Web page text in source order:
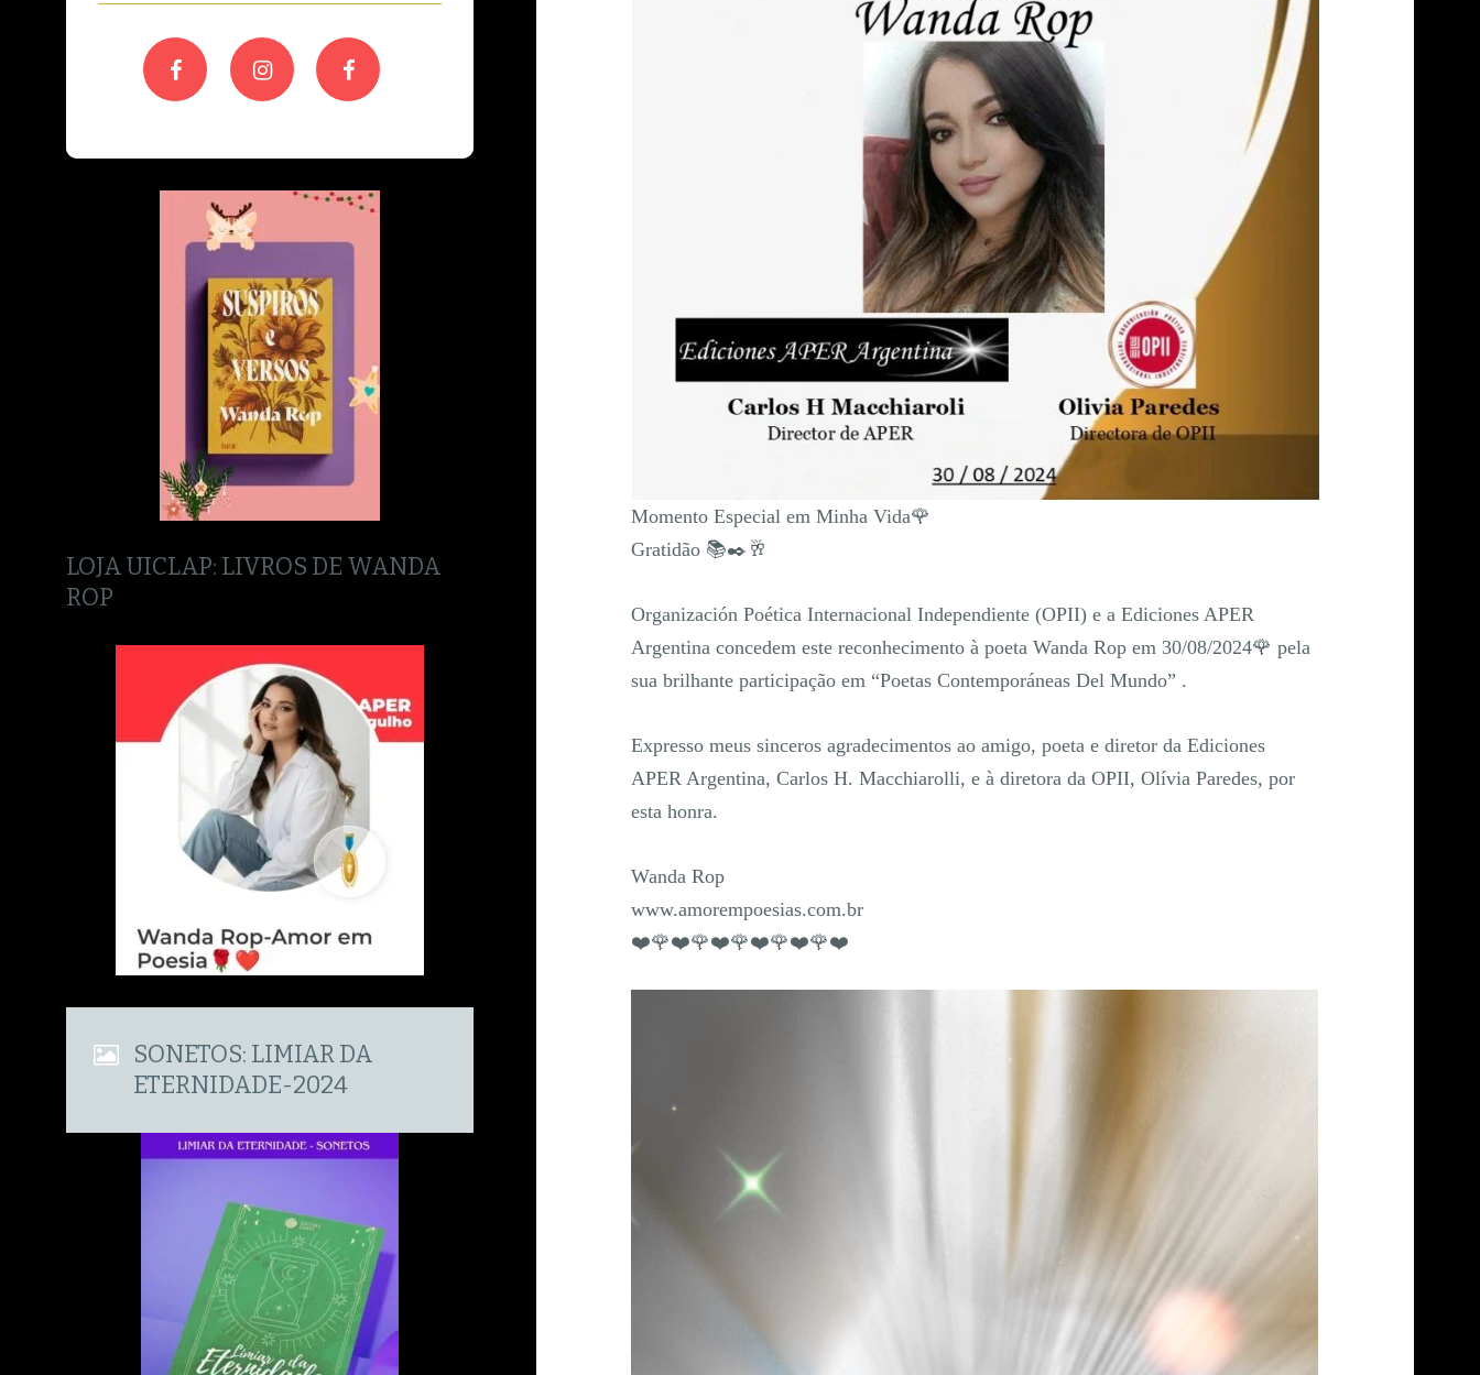
Momento Especial em Minha Vida🌹
Gratidão 📚✒️🥂
Organización Poética Internacional Independiente (OPII) e a Ediciones APER
Argentina concedem este reconhecimento à poeta Wanda Rop em 30/08/2024🌹 pela
sua brilhante participação em “Poetas Contemporáneas Del Mundo” .
Expresso meus sinceros agradecimentos ao amigo, poeta e diretor da Ediciones
APER Argentina, Carlos H. Macchiarolli, e à diretora da OPII, Olívia Paredes, por
esta honra.
Wanda Rop
www.amorempoesias.com.br
❤️🌹❤️🌹❤️🌹❤️🌹❤️🌹❤️
LOJA UICLAP: LIVROS DE WANDA
ROP
SONETOS: LIMIAR DA
ETERNIDADE-2024